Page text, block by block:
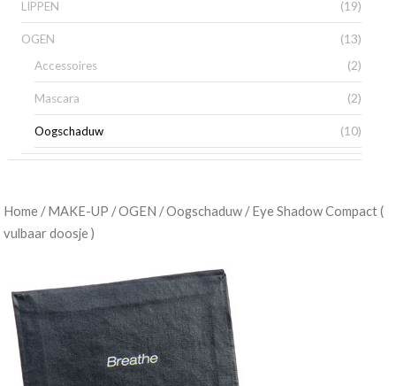
LIPPEN (19)
OGEN (13)
Accessoires (2)
Mascara (2)
Oogschaduw (10)
Home /MAKE-UP /OGEN /Oogschaduw / Eye Shadow Compact (
vulbaar doosje )